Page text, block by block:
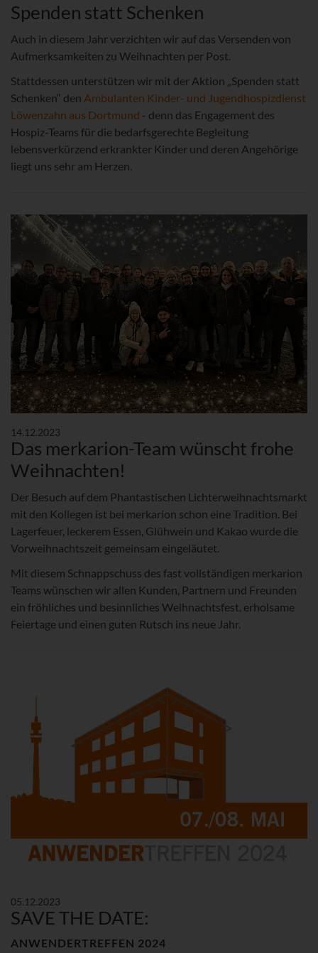
Spenden statt Schenken
Auch in diesem Jahr verzichten wir auf das Versenden von
Aufmerksamkeiten zu Weihnachten per Post.
Stattdessen unterstützen wir mit der Aktion „Spenden statt
Schenken“ den Ambulanten Kinder- und Jugendhospizdienst
Löwenzahn aus Dortmund - denn das Engagement des
Hospiz-Teams für die bedarfsgerechte Begleitung
lebensverkürzend erkrankter Kinder und deren Angehörige
liegt uns sehr am Herzen.
14.12.2023
Das merkarion-Team wünscht frohe
Weihnachten!
Der Besuch auf dem Phantastischen Lichterweihnachtsmarkt
mit den Kollegen ist bei merkarion schon eine Tradition. Bei
Lagerfeuer, leckerem Essen, Glühwein und Kakao wurde die
Vorweihnachtszeit gemeinsam eingeläutet.
Mit diesem Schnappschuss des fast vollständigen merkarion
Teams wünschen wir allen Kunden, Partnern und Freunden
ein fröhliches und besinnliches Weihnachtsfest, erholsame
Feiertage und einen guten Rutsch ins neue Jahr.
05.12.2023
SAVE THE DATE:
ANWENDERTREFFEN 2024